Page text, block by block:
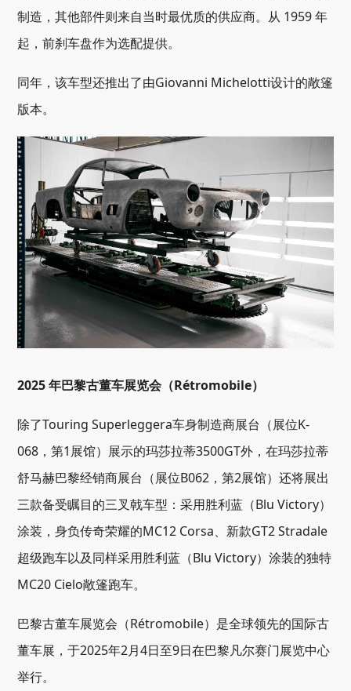
制造，其他部件则来自当时最优质的供应商。从 1959 年
起，前刹车盘作为选配提供。
同年，该车型还推出了由Giovanni Michelotti设计的敞篷
版本。
2025 年巴黎古董车展览会（Rétromobile）
除了Touring Superleggera车身制造商展台（展位K-
068，第1展馆）展示的玛莎拉蒂3500GT外，在玛莎拉蒂
舒马赫巴黎经销商展台（展位B062，第2展馆）还将展出
三款备受瞩目的三叉戟车型：采用胜利蓝（Blu Victory）
涂装，身负传奇荣耀的MC12 Corsa、新款GT2 Stradale
超级跑车以及同样采用胜利蓝（Blu Victory）涂装的独特
MC20 Cielo敞篷跑车。
巴黎古董车展览会（Rétromobile）是全球领先的国际古
董车展，于2025年2月4日至9日在巴黎凡尔赛门展览中心
举行。